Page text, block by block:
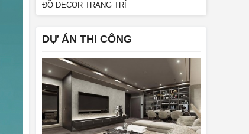
ĐỒ DECOR TRANG TRÍ
DỰ ÁN THI CÔNG